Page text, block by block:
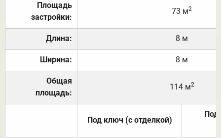
Площадь
застройки:
73 м2
Длина: 8 м
Ширина: 8 м
Общая
площадь:
114 м2
Под ключ (с отделкой)
Под